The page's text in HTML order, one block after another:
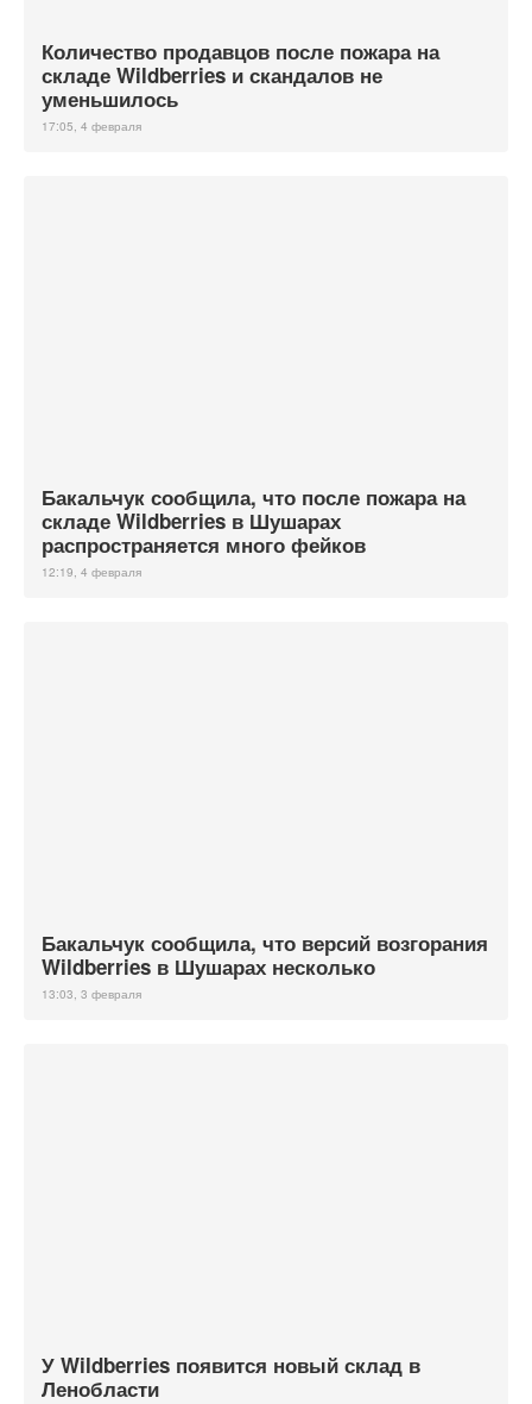
Количество продавцов после пожара на
складе Wildberries и скандалов не
уменьшилось
17:05, 4 февраля
Бакальчук сообщила, что после пожара на
складе Wildberries в Шушарах
распространяется много фейков
12:19, 4 февраля
Бакальчук сообщила, что версий возгорания
Wildberries в Шушарах несколько
13:03, 3 февраля
У Wildberries появится новый склад в
Ленобласти